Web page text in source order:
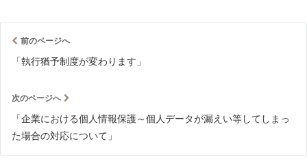
前のページへ
「執行猶予制度が変わります」
次のページへ
「企業における個人情報保護～個人データが漏えい等してしまっ
た場合の対応について」